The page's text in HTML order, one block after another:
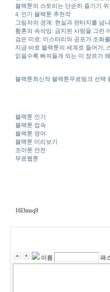
블랙툰의 스토리는 단순히 즐기기
4. 인기 블랙툰 추천작
그림자의 경계: 현실과 판타지를 넘
황혼의 속삭임: 금지된 사랑을 그린
검은 미로: 미스터리와 공포가 조화
지금 바로 블랙툰의 세계로 들어가,
읽을수록 빠져들게 되는 이 장르가
블랙툰최신작 블랙툰무료링크 선택
블랙툰 인기
블랙툰 접속
블랙툰 영어
블랙툰 미리보기
조아툰 안전
무료웹툰
16l3msq9
이름 패